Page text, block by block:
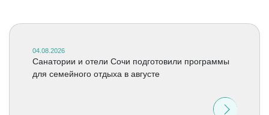
04.08.2026
Санатории и отели Сочи подготовили программы
для семейного отдыха в августе